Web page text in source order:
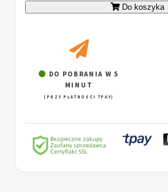
Do koszyka
DO POBRANIA W 5
MINUT
(PRZY PŁATNOŚCI TPAY)